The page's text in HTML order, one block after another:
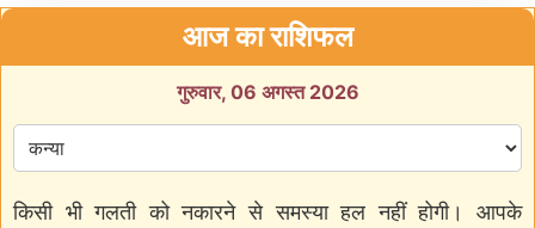
आज का राशिफल
गुरुवार, 06 अगस्त 2026
किसी भी गलती को नकारने से समस्या हल नहीं होगी। आपके